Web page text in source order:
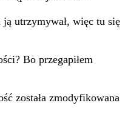
utrzymywał, więc tu się
Bo przegapiłem
została zmodyfikowana